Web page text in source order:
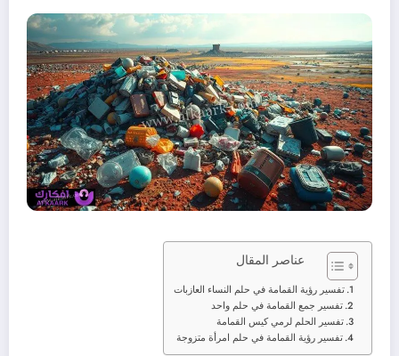
عناصر المقال
تفسير رؤية القمامة في حلم النساء العازبات
تفسير جمع القمامة في حلم واحد
تفسير الحلم لرمي كيس القمامة
تفسير رؤية القمامة في حلم امرأة متزوجة